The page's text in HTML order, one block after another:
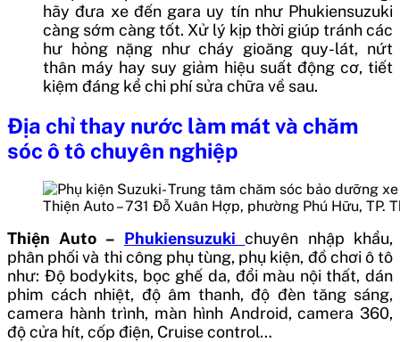
hãy đưa xe đến gara uy tín như Phukiensuzuki
càng sớm càng tốt. Xử lý kịp thời giúp tránh các
hư hỏng nặng như cháy gioăng quy-lát, nứt
thân máy hay suy giảm hiệu suất động cơ, tiết
kiệm đáng kể chi phí sửa chữa về sau.
Địa chỉ thay nước làm mát và chăm
sóc ô tô chuyên nghiệp
Thiện Auto – 731 Đỗ Xuân Hợp, phường Phú Hữu, TP.
Thiện Auto – Phukiensuzuki chuyên nhập khẩu,
phân phối và thi công phụ tùng, phụ kiện, đồ chơi ô tô
như: Độ bodykits, bọc ghế da, đổi màu nội thất, dán
phim cách nhiệt, độ âm thanh, độ đèn tăng sáng,
camera hành trình, màn hình Android, camera 360,
độ cửa hít, cốp điện, Cruise control…